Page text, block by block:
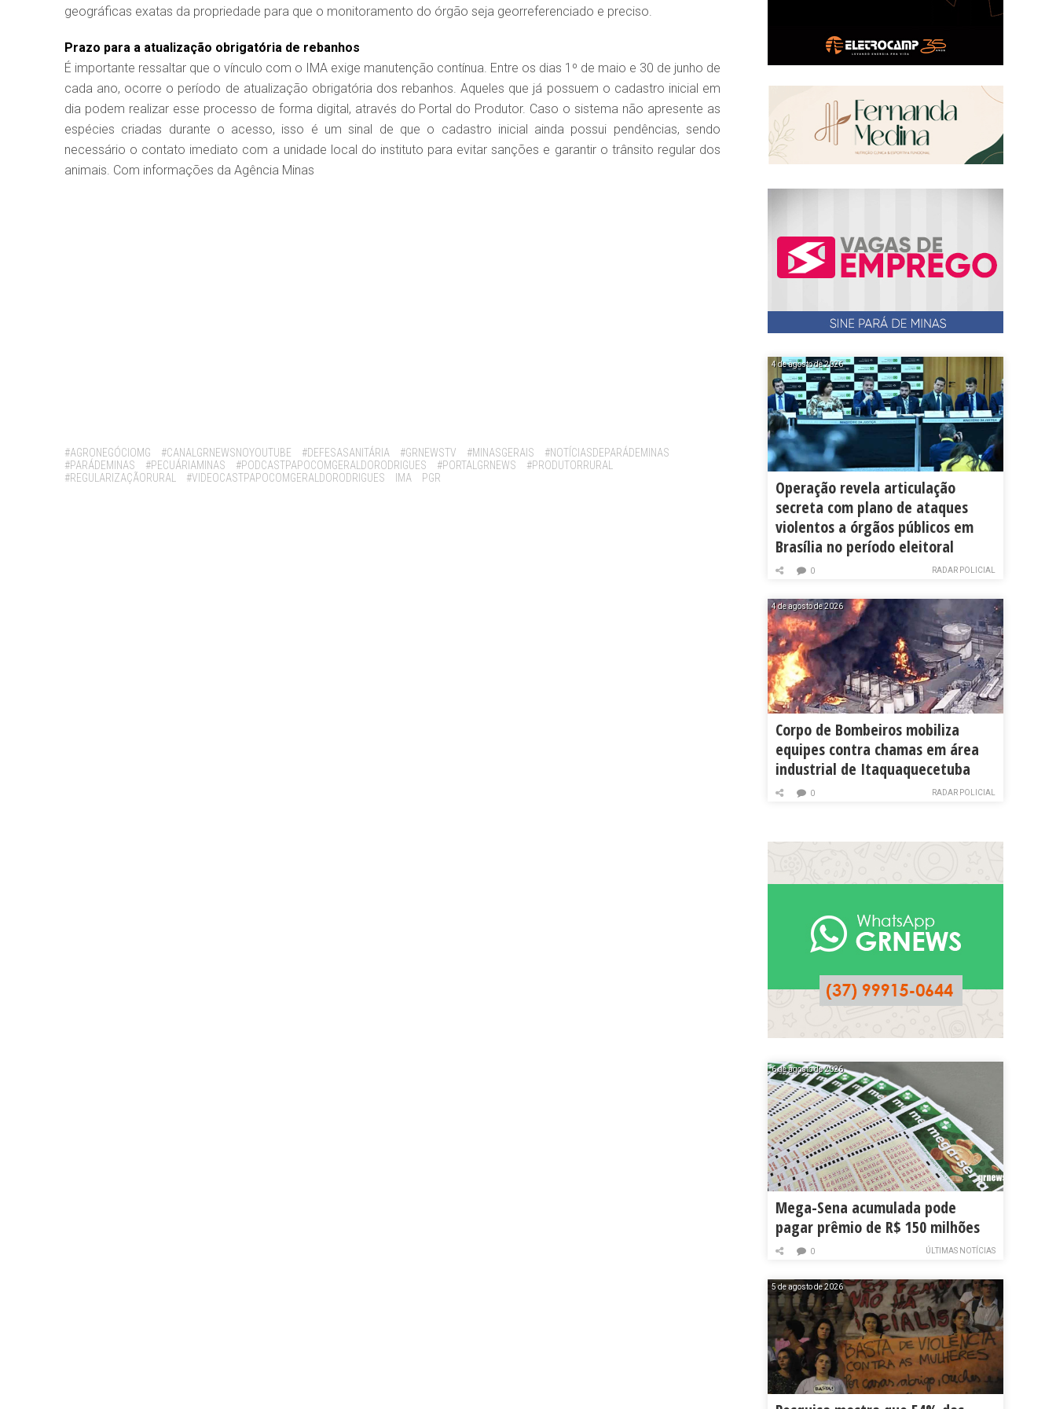
geográficas exatas da propriedade para que o monitoramento do órgão seja georreferenciado e preciso.
Prazo para a atualização obrigatória de rebanhos
É importante ressaltar que o vínculo com o IMA exige manutenção contínua. Entre os dias 1º de maio e 30 de junho de
cada ano, ocorre o período de atualização obrigatória dos rebanhos. Aqueles que já possuem o cadastro inicial em
dia podem realizar esse processo de forma digital, através do Portal do Produtor. Caso o sistema não apresente as
espécies criadas durante o acesso, isso é um sinal de que o cadastro inicial ainda possui pendências, sendo
necessário o contato imediato com a unidade local do instituto para evitar sanções e garantir o trânsito regular dos
animais. Com informações da Agência Minas
Tags:
#AGRONEGÓCIOMG #CANALGRNEWSNOYOUTUBE #DEFESASANITÁRIA #GRNEWSTV #MINASGERAIS
#NOTÍCIASDEPARÁDEMINAS
#PARÁDEMINAS
#PECUÁRIAMINAS #PODCASTPAPOCOMGERALDORODRIGUES #PORTALGRNEWS
#PRODUTORRURAL
#REGULARIZAÇÃORURAL
#VIDEOCASTPAPOCOMGERALDORODRIGUES IMA PGR
4 de agosto de 2026
Operação revela articulação
secreta com plano de ataques
violentos a órgãos públicos em
Brasília no período eleitoral
RADAR POLICIAL
0
4 de agosto de 2026
Corpo de Bombeiros mobiliza
equipes contra chamas em área
industrial de Itaquaquecetuba
RADAR POLICIAL
0
6 de agosto de 2026
Mega-Sena acumulada pode
pagar prêmio de R$ 150 milhões
ÚLTIMAS NOTÍCIAS
0
5 de agosto de 2026